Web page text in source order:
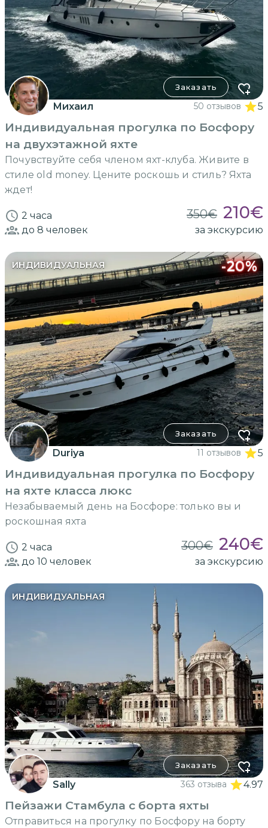
Заказать
Михаил 50 отзывов 5
Индивидуальная прогулка по Босфору
на двухэтажной яхте
Почувствуйте себя членом яхт-клуба. Живите в
стиле оld money. Цените роскошь и стиль? Яхта
ждет!
2 часа 350€ 210€
до 8 человек за экскурсию
ИНДИВИДУАЛЬНАЯ -20%
Заказать
Duriya 11 отзывов 5
Индивидуальная прогулка по Босфору
на яхте класса люкс
Незабываемый день на Босфоре: только вы и
роскошная яхта
2 часа 300€ 240€
до 10 человек за экскурсию
ИНДИВИДУАЛЬНАЯ
Заказать
Sally 363 отзыва 4.97
Пейзажи Стамбула с борта яхты
Отправиться на прогулку по Босфору на борту